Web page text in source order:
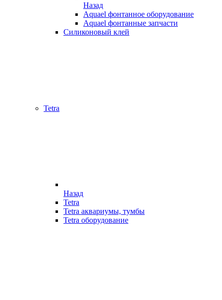
Назад
Aquael фонтанное оборудование
Aquael фонтанные запчасти
Силиконовый клей
Tetra
Назад
Tetra
Tetra аквариумы, тумбы
Tetra оборудование